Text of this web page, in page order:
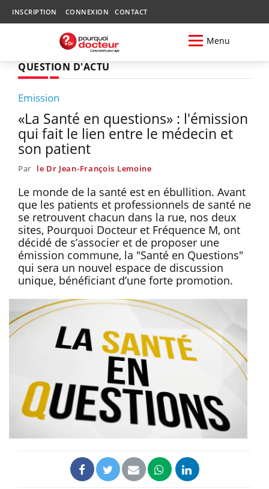
INSCRIPTION CONNEXION CONTACT
Menu
QUESTION D'ACTU
Emission
«La Santé en questions» : l'émission
qui fait le lien entre le médecin et
son patient
Par le Dr Jean-François Lemoine
Le monde de la santé est en ébullition. Avant
que les patients et professionnels de santé ne
se retrouvent chacun dans la rue, nos deux
sites, Pourquoi Docteur et Fréquence M, ont
décidé de s’associer et de proposer une
émission commune, la "Santé en Questions"
qui sera un nouvel espace de discussion
unique, bénéficiant d’une forte promotion.